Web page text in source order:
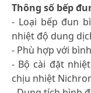
Thông số bếp
- Loại bếp đun
nhiệt độ dung
- Phù hợp với
- Bộ cài đặt
chịu nhiệt